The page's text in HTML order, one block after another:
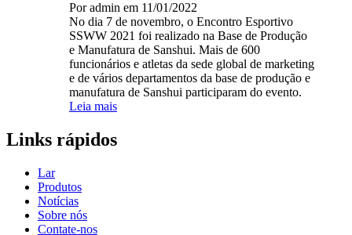
Por admin em 11/01/2022
No dia 7 de novembro, o Encontro Esportivo
SSWW 2021 foi realizado na Base de Produção
e Manufatura de Sanshui. Mais de 600
funcionários e atletas da sede global de marketing
e de vários departamentos da base de produção e
manufatura de Sanshui participaram do evento.
Leia mais
Links rápidos
Lar
Produtos
Notícias
Sobre nós
Contate-nos